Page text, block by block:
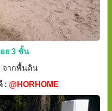
ย 3 ชั้น
จากพื้นดิน
: @HORHOME